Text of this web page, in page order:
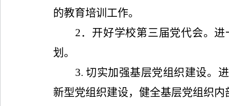
的教育培训工作。
2．开好学校第三届党代会。
划。
3.切实加强基层党组织建设。
新型党组织建设，健全基层党组织内